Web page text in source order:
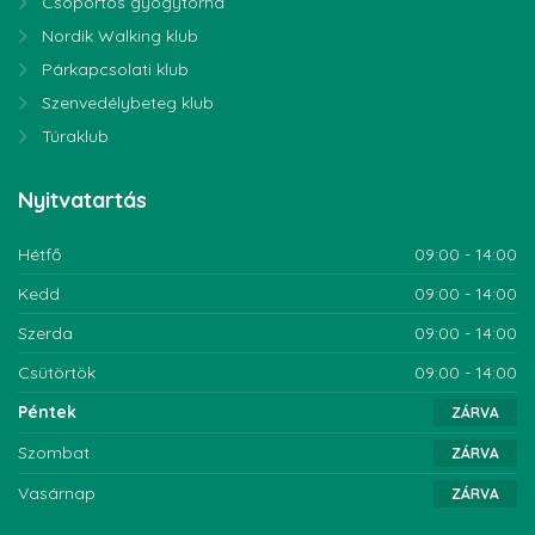
Nordik Walking klub
Párkapcsolati klub
Szenvedélybeteg klub
Túraklub
Nyitvatartás
Hétfő
09:00 - 14:00
Kedd
09:00 - 14:00
Szerda
09:00 - 14:00
Csütörtök
09:00 - 14:00
Péntek
ZÁRVA
Szombat ZÁRVA
Vasárnap ZÁRVA